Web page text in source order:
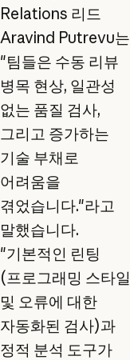
Relations 리드
Aravind Putrevu는
"팀들은 수동 리뷰
병목 현상, 일관성
없는 품질 검사,
그리고 증가하는
기술 부채로
어려움을
겪었습니다."라고
말했습니다.
"기본적인 린팅
(프로그래밍 스타일
및 오류에 대한
자동화된 검사)과
정적 분석 도구가